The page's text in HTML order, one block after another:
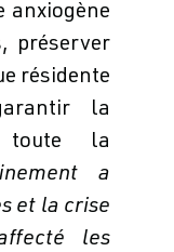
anxiogène
préserver
résidente
la
la
a
et la crise
les